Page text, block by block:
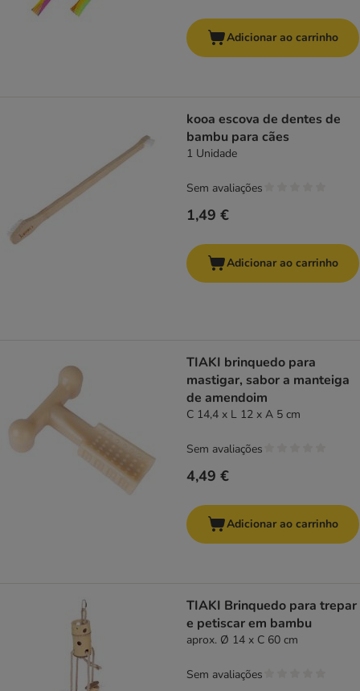
Adicionar ao carrinho
kooa escova de dentes de
bambu para cães
1 Unidade
1,49 €
Sem avaliações
Adicionar ao carrinho
TIAKI brinquedo para
mastigar, sabor a manteiga
de amendoim
C 14,4 x L 12 x A 5 cm
4,49 €
Sem avaliações
Adicionar ao carrinho
TIAKI Brinquedo para trepar
e petiscar em bambu
aprox. Ø 14 x C 60 cm
Sem avaliações